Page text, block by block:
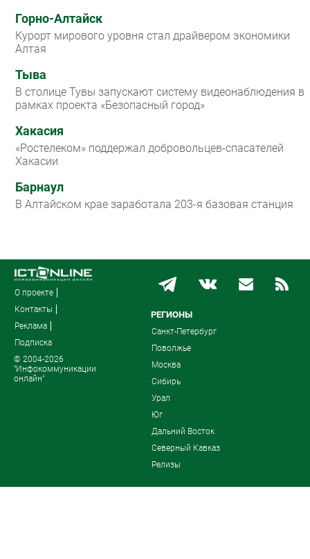
Горно-Алтайск
Курорт мирового уровня стал драйвером экономики
Алтая
Тыва
В столице Тувы запускают систему видеонаблюдения в
рамках проекта «Безопасный город»
Хакасия
«Ростелеком» поддержал добровольцев-спасателей
Хакасии
Барнаул
В Алтайском крае заработала 203-я базовая станция
О проекте
Контакты
Реклама
Подписка
© 2004-2026
"Инфокоммуникации
онлайн"
РЕГИОНЫ
Санкт-Петербург
Поволжье
Москва
Сибирь
Урал
Юг
Дальний Восток
Северный Кавказ
Релизы